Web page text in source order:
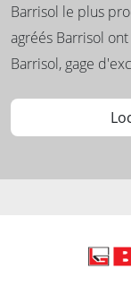
Barrisol le plus
agréés Barrisol
Barrisol, gage